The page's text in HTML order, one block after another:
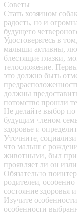
Советы
Стать хозяином
радость, но и
будущего
Удостоверьтесь в
малыши активны,
блестящие глазки,
телосложение.
это должно быть
должны
потомство прошли
Не делайте выбор по
будущим членом
здоровье и
Уточните,
что малыш с
животными, был
проявляет ли он
Обязательно
родителей,
состояние здоровья
Изучите
особенности